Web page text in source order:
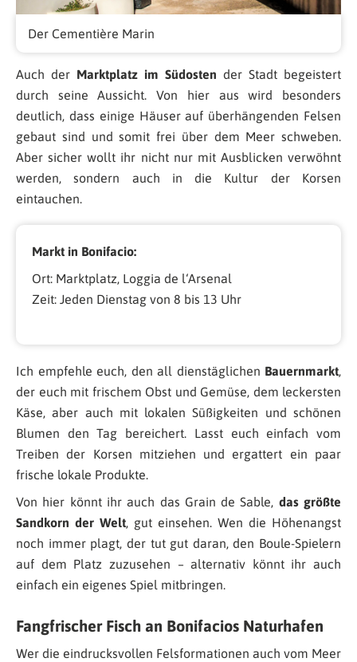
Der Cementière Marin
Auch der Marktplatz im Südosten der Stadt begeistert
durch seine Aussicht. Von hier aus wird besonders
deutlich, dass einige Häuser auf überhängenden Felsen
gebaut sind und somit frei über dem Meer schweben.
Aber sicher wollt ihr nicht nur mit Ausblicken verwöhnt
werden, sondern auch in die Kultur der Korsen
eintauchen.
Markt in Bonifacio:
Ort: Marktplatz, Loggia de l‘Arsenal
Zeit: Jeden Dienstag von 8 bis 13 Uhr
Ich empfehle euch, den all dienstäglichen Bauernmarkt,
der euch mit frischem Obst und Gemüse, dem leckersten
Käse, aber auch mit lokalen Süßigkeiten und schönen
Blumen den Tag bereichert. Lasst euch einfach vom
Treiben der Korsen mitziehen und ergattert ein paar
frische lokale Produkte.
Von hier könnt ihr auch das Grain de Sable, das größte
Sandkorn der Welt, gut einsehen. Wen die Höhenangst
noch immer plagt, der tut gut daran, den Boule-Spielern
auf dem Platz zuzusehen – alternativ könnt ihr auch
einfach ein eigenes Spiel mitbringen.
Fangfrischer Fisch an Bonifacios Naturhafen
Wer die eindrucksvollen Felsformationen auch vom Meer